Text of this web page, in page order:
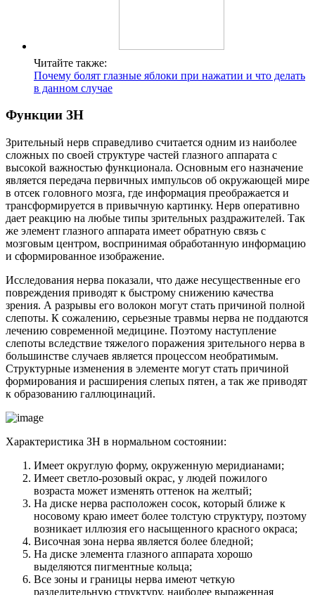
Читайте также:
Почему болят глазные яблоки при нажатии и что делать
в данном случае
Функции ЗН
Зрительный нерв справедливо считается одним из наиболее
сложных по своей структуре частей глазного аппарата с
высокой важностью функционала. Основным его назначение
является передача первичных импульсов об окружающей мире
в отсек головного мозга, где информация преображается и
трансформируется в привычную картинку. Нерв оперативно
дает реакцию на любые типы зрительных раздражителей. Так
же элемент глазного аппарата имеет обратную связь с
мозговым центром, воспринимая обработанную информацию
и сформированное изображение.
Исследования нерва показали, что даже несущественные его
повреждения приводят к быстрому снижению качества
зрения. А разрывы его волокон могут стать причиной полной
слепоты. К сожалению, серьезные травмы нерва не поддаются
лечению современной медицине. Поэтому наступление
слепоты вследствие тяжелого поражения зрительного нерва в
большинстве случаев является процессом необратимым.
Структурные изменения в элементе могут стать причиной
формирования и расширения слепых пятен, а так же приводят
к образованию галлюцинаций.
Характеристика ЗН в нормальном состоянии:
Имеет округлую форму, окруженную меридианами;
Имеет светло-розовый окрас, у людей пожилого
возраста может изменять оттенок на желтый;
На диске нерва расположен сосок, который ближе к
носовому краю имеет более толстую структуру, поэтому
возникает иллюзия его насыщенного красного окраса;
Височная зона нерва является более бледной;
На диске элемента глазного аппарата хорошо
выделяются пигментные кольца;
Все зоны и границы нерва имеют четкую
разделительную структуру, наиболее выраженная